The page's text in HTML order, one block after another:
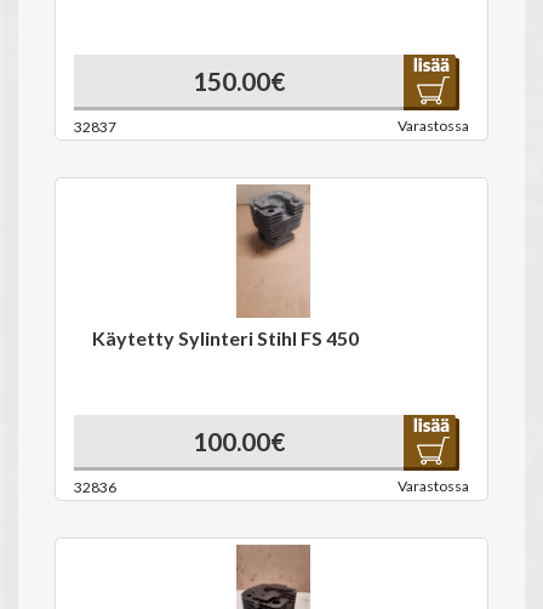
150.00€
32837 Varastossa
Käytetty Sylinteri Stihl FS 450
100.00€
32836 Varastossa